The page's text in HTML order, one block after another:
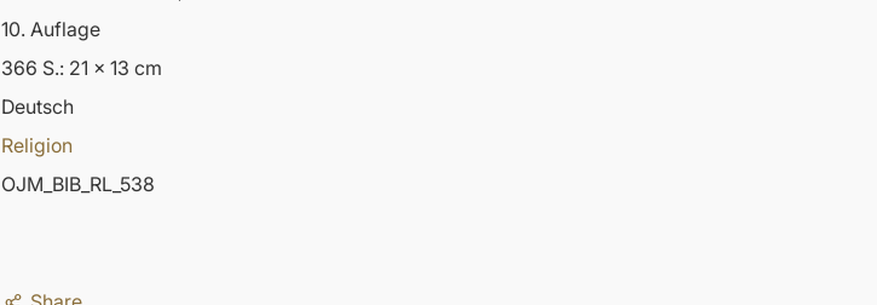
10. Auflage
366 S.: 21 x 13 cm
Deutsch
Religion
OJM_BIB_RL_538